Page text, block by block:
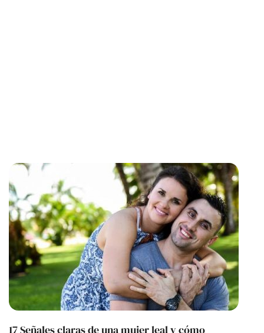
17 Señales claras de una mujer leal y cómo